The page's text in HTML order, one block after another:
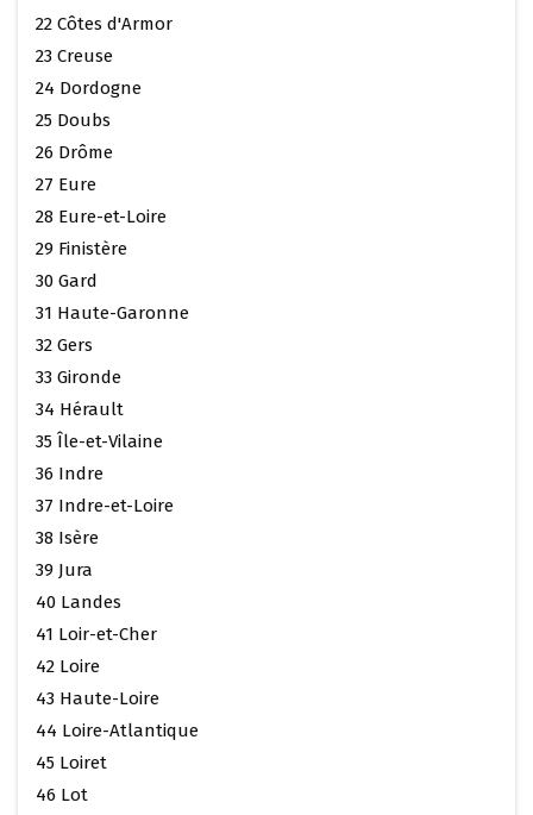
22 Côtes d'Armor
23 Creuse
24 Dordogne
25 Doubs
26 Drôme
27 Eure
28 Eure-et-Loire
29 Finistère
30 Gard
31 Haute-Garonne
32 Gers
33 Gironde
34 Hérault
35 Île-et-Vilaine
36 Indre
37 Indre-et-Loire
38 Isère
39 Jura
40 Landes
41 Loir-et-Cher
42 Loire
43 Haute-Loire
44 Loire-Atlantique
45 Loiret
46 Lot